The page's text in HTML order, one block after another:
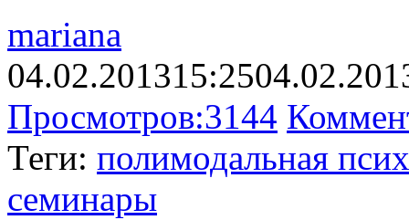
mariana
04.02.201315:25
Просмотров:3144
Теги: полимодальная
семинары